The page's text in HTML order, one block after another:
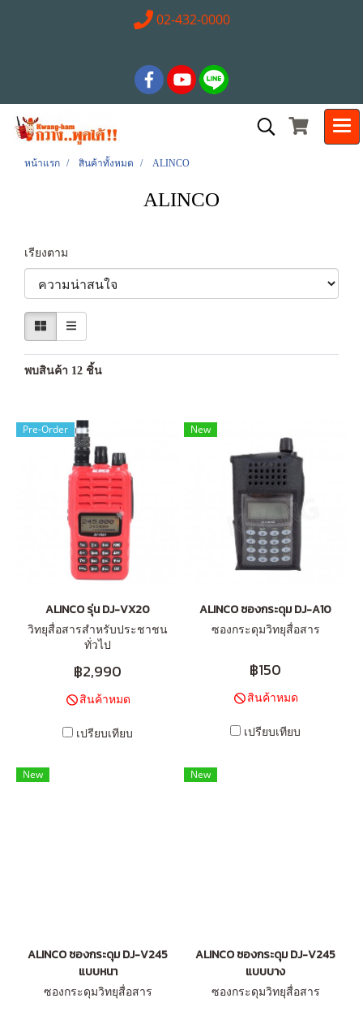
02-432-0000
หน้าแรก สินค้าทั้งหมด ALINCO
ALINCO
เรียงตาม
พบสินค้า 12 ชิ้น
Pre-Order
ALINCO รุ่น DJ-VX20
วิทยุสื่อสารสำหรับประชาชน
ทั่วไป
฿2,990
สินค้าหมด
เปรียบเทียบ
New
ALINCO ซองกระดุม DJ-A10
ซองกระดุมวิทยุสื่อสาร
฿150
สินค้าหมด
เปรียบเทียบ
New
ALINCO ซองกระดุม DJ-V245
แบบหนา
ซองกระดุมวิทยุสื่อสาร
New
ALINCO ซองกระดุม DJ-V245
แบบบาง
ซองกระดุมวิทยุสื่อสาร